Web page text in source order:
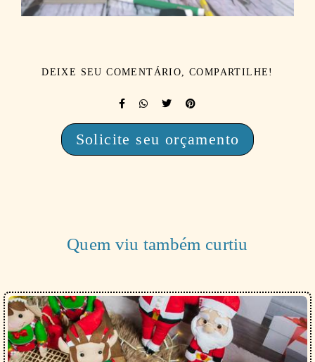
DEIXE SEU COMENTÁRIO, COMPARTILHE!
Solicite seu orçamento
Quem viu também curtiu